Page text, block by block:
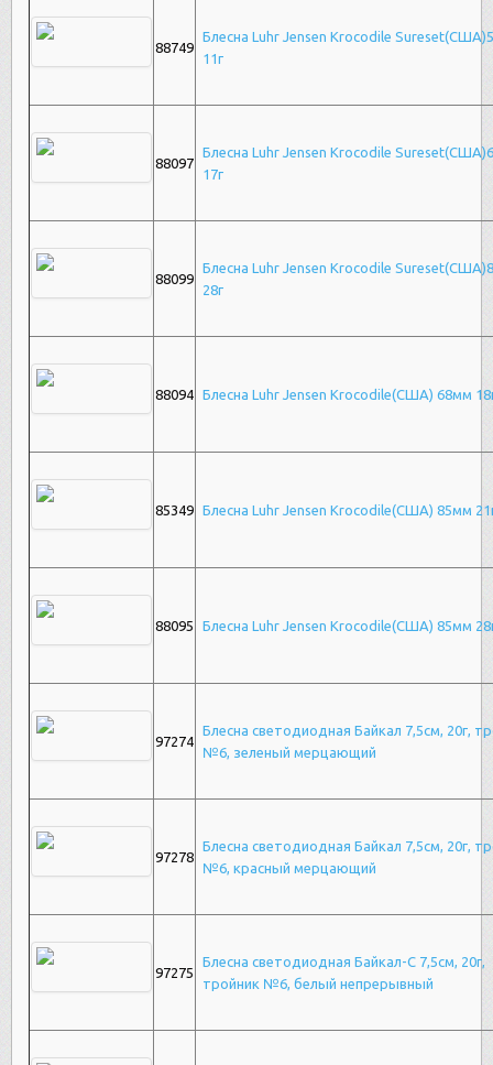
88749
Блесна Luhr Jensen Krocodile
11г
88097
Блесна Luhr Jensen Krocodile
17г
88099
Блесна Luhr Jensen Krocodile
28г
88094 Блесна Luhr Jensen Krocodile(США) 68мм
85349 Блесна Luhr Jensen Krocodile(США) 85мм
88095 Блесна Luhr Jensen Krocodile(США) 85мм
97274
Блесна светодиодная Байкал 7,5см, 20г,
№6, зеленый мерцающий
97278
Блесна светодиодная Байкал 7,5см, 20г,
№6, красный мерцающий
97275
Блесна светодиодная Байкал-С 7,5см, 20г,
тройник №6, белый непрерывный